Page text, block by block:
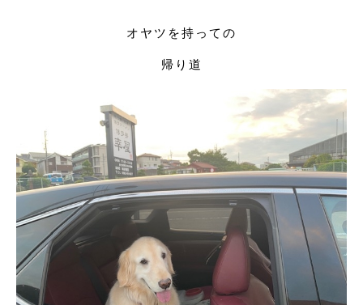
オヤツを持っての
帰り道